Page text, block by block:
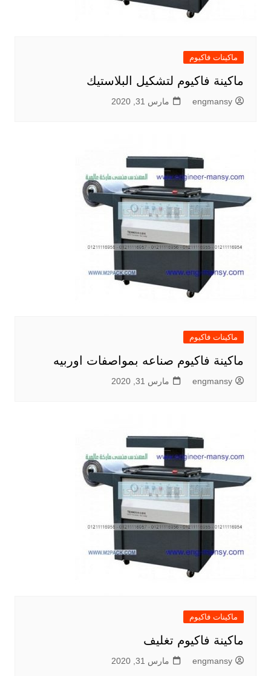
ماكينات فاكيوم
ماكينة فاكيوم لتشكيل البلاستيك
engmansy مارس 31, 2020
ماكينات فاكيوم
ماكينة فاكيوم صناعه بمواصفات اوربيه
engmansy مارس 31, 2020
ماكينات فاكيوم
ماكينة فاكيوم تغليف
engmansy مارس 31, 2020